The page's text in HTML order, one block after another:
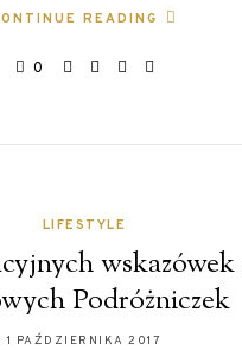
READING
0
LIFESTYLE
Podróżniczek
1 PAŹDZIERNIKA 2017